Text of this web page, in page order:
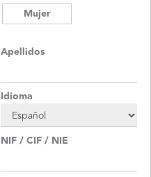
Mujer
Apellidos
Idioma
NIF / CIF / NIE